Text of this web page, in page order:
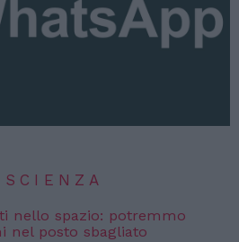
nello spazio: potremmo
nel posto sbagliato